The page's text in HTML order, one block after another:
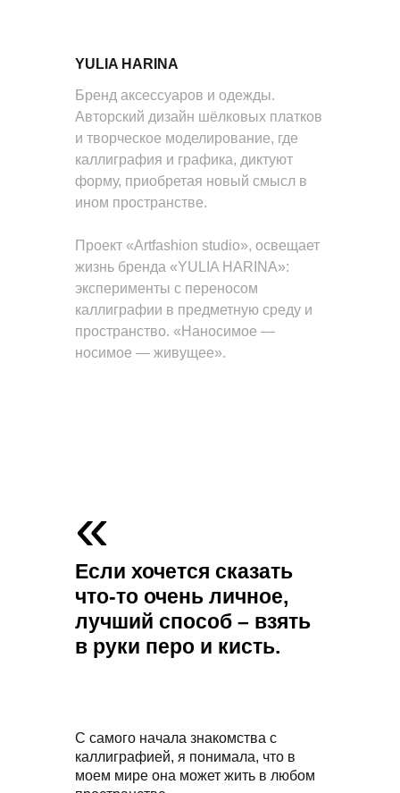
Бренд аксессуаров и одежды.
Авторский дизайн шёлковых платков
и творческое моделирование, где
каллиграфия и графика, диктуют
форму, приобретая новый смысл в
ином пространстве.
Проект «Artfashion studio», освещает
жизнь бренда «YULIA HARINA»:
эксперименты с переносом
каллиграфии в предметную среду и
пространство. «Наносимое —
носимое — живущее».
YULIA HARINA
Если хочется сказать
что-то очень личное,
лучший способ – взять
в руки перо и кисть.
»
С самого начала знакомства с
каллиграфией, я понимала, что в
моем мире она может жить в любом